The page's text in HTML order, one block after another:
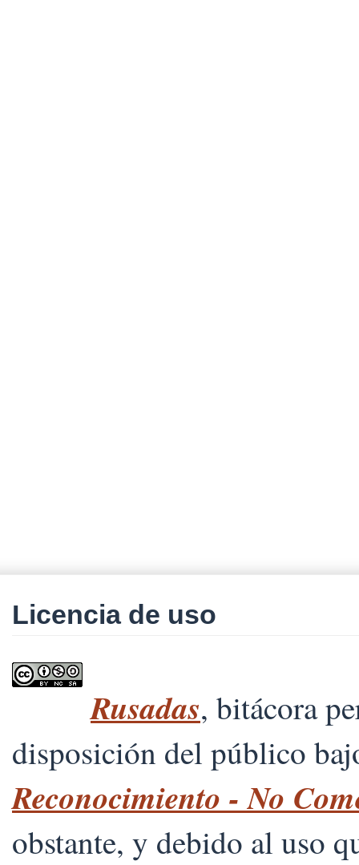
Licencia de uso
Rusadas, bitácora
disposición del público
Reconocimiento - No
obstante, y debido al uso